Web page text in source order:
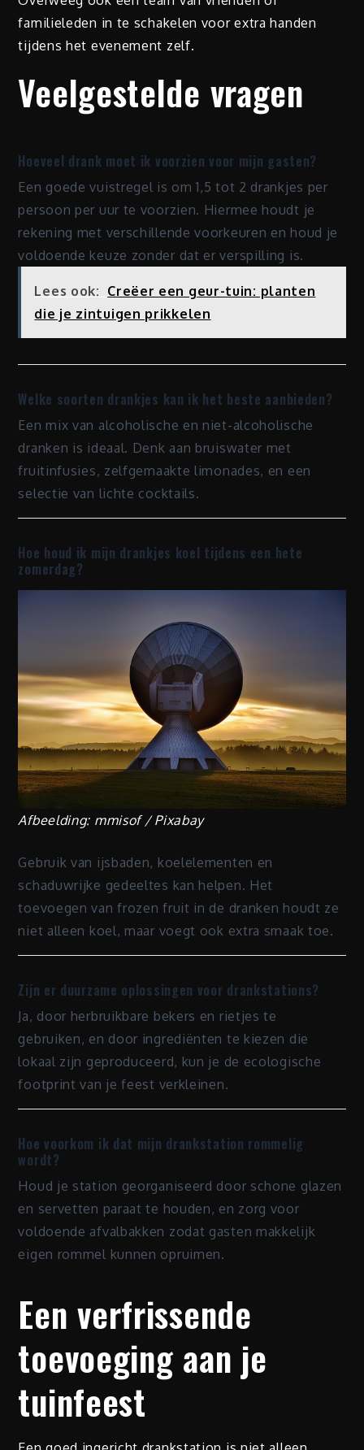
familieleden in te schakelen voor extra handen
tijdens het evenement zelf.
Veelgestelde vragen
Hoeveel drank moet ik voorzien voor mijn gasten?
Een goede vuistregel is om 1,5 tot 2 drankjes per
persoon per uur te voorzien. Hiermee houdt je
rekening met verschillende voorkeuren en houd je
voldoende keuze zonder dat er verspilling is.
Lees ook: Creëer een geur-tuin: planten
die je zintuigen prikkelen
Welke soorten drankjes kan ik het beste aanbieden?
Een mix van alcoholische en niet-alcoholische
dranken is ideaal. Denk aan bruiswater met
fruitinfusies, zelfgemaakte limonades, en een
selectie van lichte cocktails.
Hoe houd ik mijn drankjes koel tijdens een hete
zomerdag?
Afbeelding: mmisof / Pixabay
Gebruik van ijsbaden, koelelementen en
schaduwrijke gedeeltes kan helpen. Het
toevoegen van frozen fruit in de dranken houdt ze
niet alleen koel, maar voegt ook extra smaak toe.
Zijn er duurzame oplossingen voor drankstations?
Ja, door herbruikbare bekers en rietjes te
gebruiken, en door ingrediënten te kiezen die
lokaal zijn geproduceerd, kun je de ecologische
footprint van je feest verkleinen.
Hoe voorkom ik dat mijn drankstation rommelig
wordt?
Houd je station georganiseerd door schone glazen
en servetten paraat te houden, en zorg voor
voldoende afvalbakken zodat gasten makkelijk
eigen rommel kunnen opruimen.
Een verfrissende
toevoeging aan je
tuinfeest